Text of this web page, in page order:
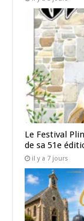
Le Festival
de sa 51e
il y a 7 jours